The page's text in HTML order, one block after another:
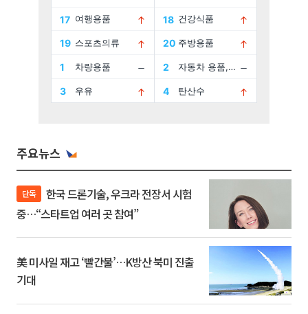
주요뉴스
단독
중…“스타트업 여러 곳 참여”
美 미사일 재고 ‘빨간불’…K방산 북미 진출
기대